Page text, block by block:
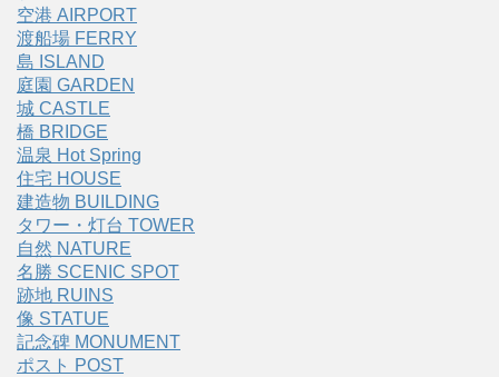
空港 AIRPORT
渡船場 FERRY
島 ISLAND
庭園 GARDEN
城 CASTLE
橋 BRIDGE
温泉 Hot Spring
住宅 HOUSE
建造物 BUILDING
タワー・灯台 TOWER
自然 NATURE
名勝 SCENIC SPOT
跡地 RUINS
像 STATUE
記念碑 MONUMENT
ポスト POST